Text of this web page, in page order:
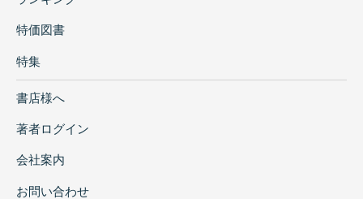
特価図書
特集
書店様へ
著者ログイン
会社案内
お問い合わせ